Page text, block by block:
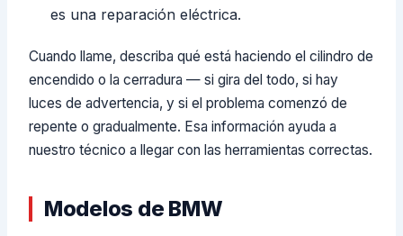
es una reparación eléctrica.
Cuando llame, describa qué está haciendo el cilindro de
encendido o la cerradura — si gira del todo, si hay
luces de advertencia, y si el problema comenzó de
repente o gradualmente. Esa información ayuda a
nuestro técnico a llegar con las herramientas correctas.
Modelos de BMW